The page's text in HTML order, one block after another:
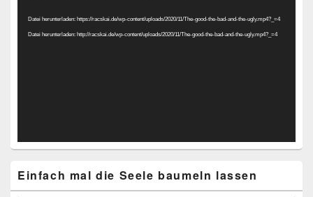
Datei herunterladen: https://racskai.de/wp-content/uploads/2020/11/The-good-the-bad-and-the-ugly.mp4?_=4
Datei herunterladen: http://racskai.de/wp-content/uploads/2020/11/The-good-the-bad-and-the-ugly.mp4?_=4
Einfach mal die Seele baumeln lassen